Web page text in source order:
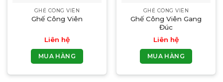
GHẾ CÔNG VIÊN
Ghế Công Viên
Liên hệ
MUA HÀNG
GHẾ CÔNG VIÊN
Ghế Công Viên Gang
Đúc
Liên hệ
MUA HÀNG